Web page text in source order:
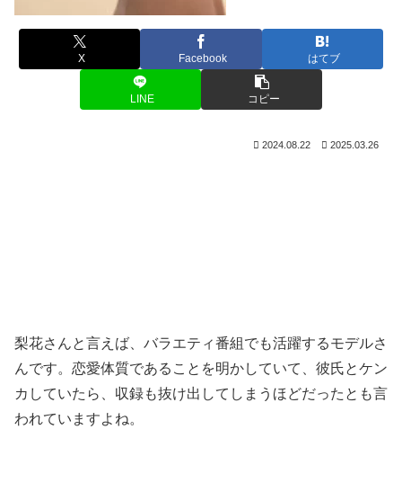
X Facebook はてブ
LINE コピー
2024.08.22 2025.03.26
梨花さんと言えば、バラエティ番組でも活躍するモデルさ
んです。恋愛体質であることを明かしていて、彼氏とケン
カしていたら、収録も抜け出してしまうほどだったとも言
われていますよね。